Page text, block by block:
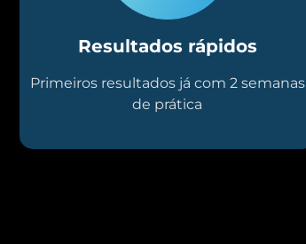
Resultados rápidos
Primeiros resultados já com 2 semanas
de prática